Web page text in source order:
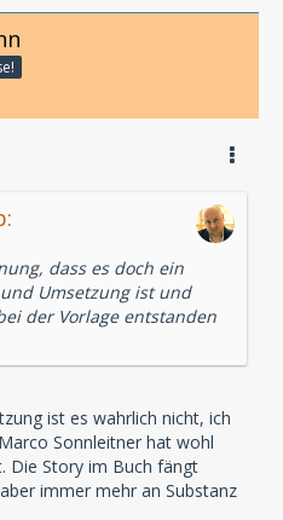
dass es doch ein
Umsetzung ist und
der Vorlage entstanden
ist es wahrlich nicht, ich
Sonnleitner hat wohl
Die Story im Buch fängt
immer mehr an Substanz